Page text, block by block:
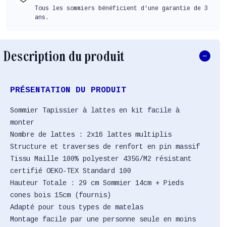
Tous les sommiers bénéficient d'une garantie de 3
ans.
Description du produit
PRÉSENTATION DU PRODUIT
Sommier Tapissier à lattes en kit facile à
monter
Nombre de lattes : 2x16 lattes multiplis
Structure et traverses de renfort en pin massif
Tissu Maille 100% polyester 435G/M2 résistant
certifié OEKO-TEX Standard 100
Hauteur Totale : 29 cm Sommier 14cm + Pieds
cones bois 15cm (fournis)
Adapté pour tous types de matelas
Montage facile par une personne seule en moins